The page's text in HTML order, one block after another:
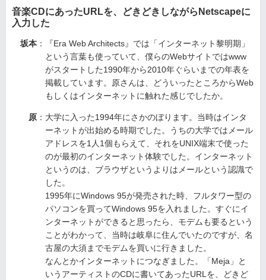
音楽CDにあったURLを、どきどきしながらNetscapeに
入力した
坂本 ：『Era Web Architects』では「インターネット黎明期」
という言葉も使っていて、僕らのWebサイトではwww
がスタートした1990年から2010年ぐらいまでの年表を
掲載しています。原さんは、どういったところからWeb
もしくはインターネットに触れた感じでしたか。
原 ：大学に入った1994年にさかのぼります。当時はインタ
ーネットが出始める時期でした。うちの大学ではメール
アドレスを1人1個もらえて、それをUNIX端末で使った
のが最初のインターネット体験でした。インターネット
というのは、ブラウザというよりはメールという認識で
した。
1995年にWindows 95が発売された時、フルタワー型の
パソコンを買ってWindows 95を入れました。すぐにイ
ンターネットができると思ったら、モデムも要るという
ことがわかって、当時は岐阜に住んでいたのですが、名
古屋の大須までモデムを買いに行きました。
なんとかインターネットにつなぎました。「Meja」と
いうアーティストのCDに書いてあったURLを、どきど